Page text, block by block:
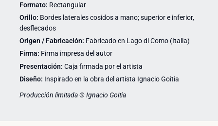
Formato: Rectangular
Orillo: Bordes laterales cosidos a mano; superior e inferior,
desflecados
Origen / Fabricación: Fabricado en Lago di Como (Italia)
Firma: Firma impresa del autor
Presentación: Caja firmada por el artista
Diseño: Inspirado en la obra del artista Ignacio Goitia
Producción limitada © Ignacio Goitia